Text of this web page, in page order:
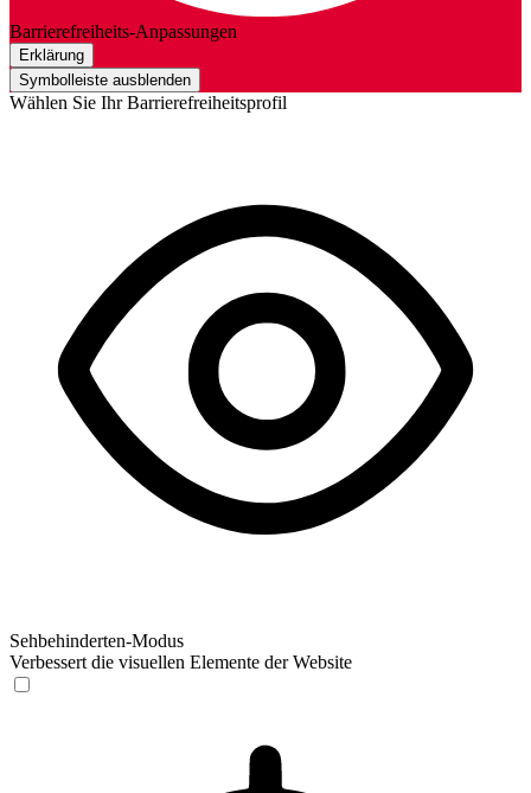
Barrierefreiheits-Anpassungen
Erklärung
Symbolleiste ausblenden
Wählen Sie Ihr Barrierefreiheitsprofil
Sehbehinderten-Modus
Verbessert die visuellen Elemente der Website